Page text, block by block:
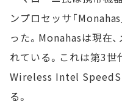
ンプロセッサ「
った。Monahasは現在
れている。これは第3世
Wireless Intel
る。